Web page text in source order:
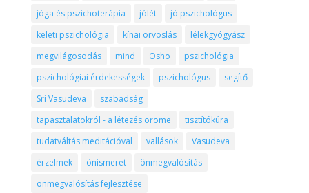
jóga és pszichoterápia
jólét
jó pszichológus
keleti pszichológia
kínai orvoslás
lélekgyógyász
megvilágosodás
mind Osho
pszichológia
pszichológiai érdekességek
pszichológus
segítő
Sri Vasudeva
szabadság
tapasztalatokról - a létezés öröme
tisztítókúra
tudatváltás meditációval
vallások
Vasudeva
érzelmek
önismeret
önmegvalósítás
önmegvalósítás fejlesztése